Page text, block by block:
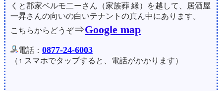
くと郡家ベルモ二ーさん（家族葬 縁）を越して、居酒屋
一昇さんの向いの白いテナントの真ん中にあります。
こちらからどうぞ⇒Google map
電話： 0877-24-6003
（↑ スマホでタップすると、電話がかかります）